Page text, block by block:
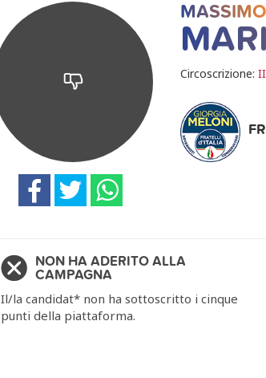
MASSIMO
Circoscrizione:
NON HA ADERITO ALLA
CAMPAGNA
Il/la candidat* non ha sottoscritto i cinque
punti della piattaforma.